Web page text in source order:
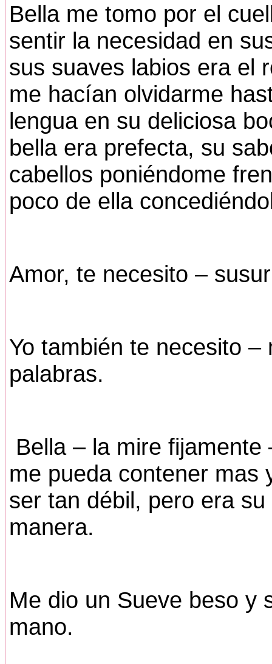
Bella me tomo por el
sentir la necesidad en
sus suaves labios era el
me hacían olvidarme
lengua en su deliciosa
bella era prefecta, su
cabellos poniéndome
poco de ella
Amor, te necesito –
Yo también te necesito
palabras.
Bella – la mire
me pueda contener
ser tan débil, pero era
manera.
Me dio un Sueve beso y
mano.